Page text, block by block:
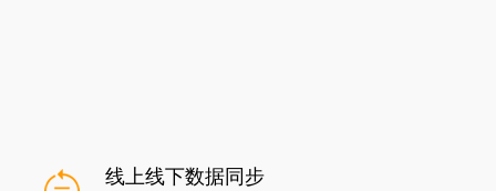
线上线下数据同步